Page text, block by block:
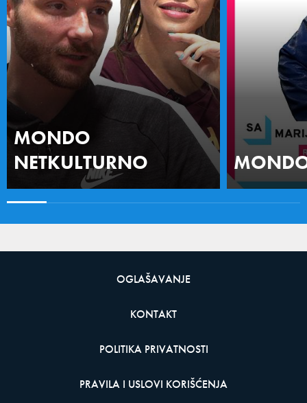
MONDO
NETKULTURNO
OGLAŠAVANJE
KONTAKT
POLITIKA PRIVATNOSTI
PRAVILA I USLOVI KORIŠĆENJA